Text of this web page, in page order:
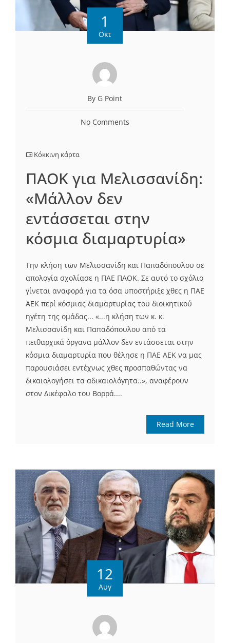
1
Οκτ
By G Point
No Comments
Κόκκινη κάρτα
ΠΑΟΚ για Μελισσανίδη:
«Μάλλον δεν
εντάσσεται στην
κόσμια διαμαρτυρία»
Την κλήση των Μελισσανίδη και Παπαδόπουλου σε
απολογία σχολίασε η ΠΑΕ ΠΑΟΚ. Σε αυτό το σχόλιο
γίνεται αναφορά για τα όσα υποστήριξε χθες η ΠΑΕ
ΑΕΚ περί κόσμιας διαμαρτυρίας του διοικητικού
ηγέτη της ομάδας... «...η κλήση των κ. κ.
Μελισσανίδη και Παπαδόπουλου από τα
πειθαρχικά όργανα μάλλον δεν εντάσσεται στην
κόσμια διαμαρτυρία που θέλησε η ΠΑΕ ΑΕΚ να μας
παρουσιάσει εντέχνως χθες προσπαθώντας να
δικαιολογήσει τα αδικαιολόγητα..», αναφέρουν
στον Δικέφαλο του Βορρά....
Read More
12
Αυγ